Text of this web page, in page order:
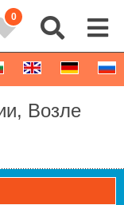
0
Возле